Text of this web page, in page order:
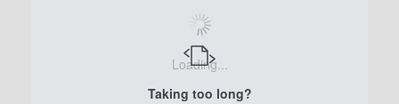
Loading...
Taking too long?